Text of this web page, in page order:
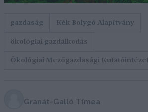
gazdaság
Kék Bolygó Alapítvány
ökológiai gazdálkodás
Ökológiai Mezőgazdasági Kutatóintézet
Granát-Galló Tímea